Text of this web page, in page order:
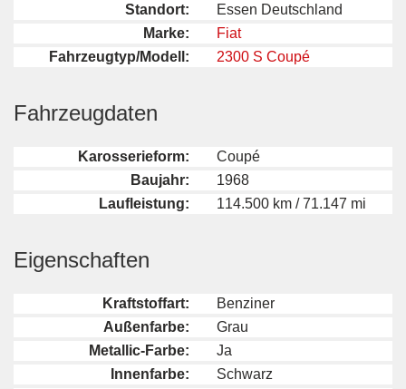
Standort:
Essen Deutschland
Marke:
Fiat
Fahrzeugtyp/Modell:
2300 S Coupé
Fahrzeugdaten
Karosserieform:
Coupé
Baujahr:
1968
Laufleistung:
114.500 km / 71.147 mi
Eigenschaften
Kraftstoffart:
Benziner
Außenfarbe:
Grau
Metallic-Farbe:
Ja
Innenfarbe:
Schwarz